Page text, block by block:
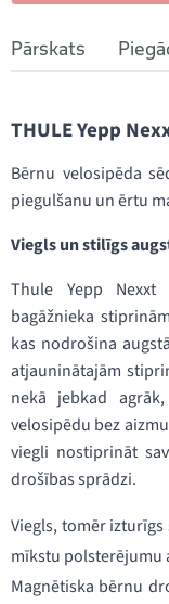
Pārskats
THULE Yepp
Bērnu velosipēda
piegulšanu un ērtu
Viegls un stilīgs
Thule Yepp
bagāžnieka
kas nodrošina
atjauninātajām
nekā jebkad
velosipēdu bez
viegli nostiprināt
drošības sprādzi.
Viegls, tomēr
mīkstu polsterējumu
Magnētiska bērnu